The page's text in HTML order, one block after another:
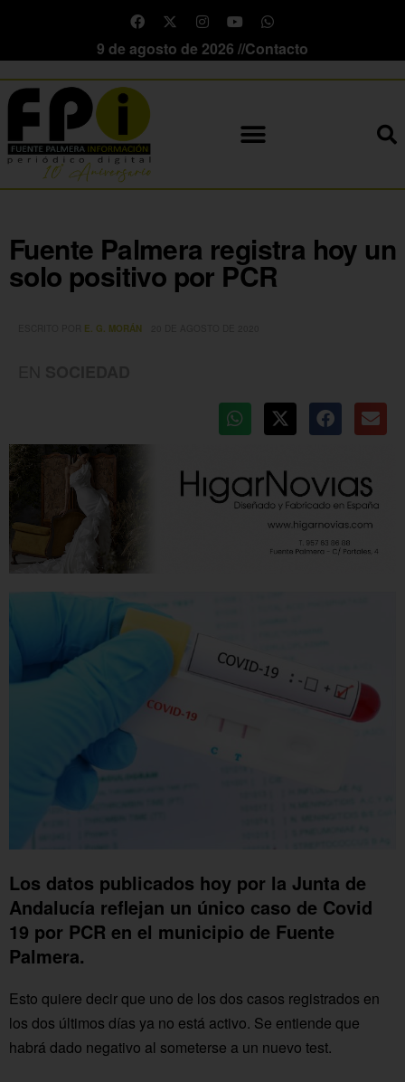
9 de agosto de 2026 //Contacto
Fuente Palmera registra hoy un
solo positivo por PCR
E. G. MORÁN
Los datos publicados hoy por la Junta de
Andalucía reflejan un único caso de Covid
19 por PCR en el municipio de Fuente
Palmera.
Esto quiere decir que uno de los dos casos registrados en
los dos últimos días ya no está activo. Se entiende que
habrá dado negativo al someterse a un nuevo test.